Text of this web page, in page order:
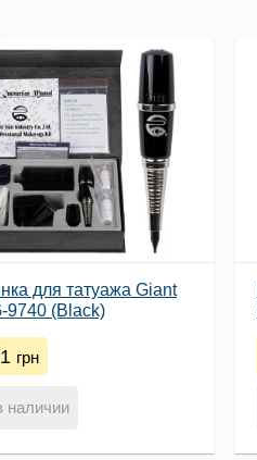
для татуажа Giant
9740 (Black)
грн
наличии